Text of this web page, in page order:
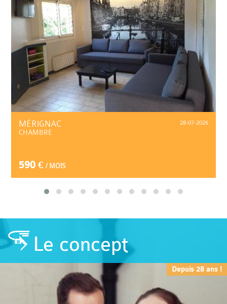
28-07-2026
MÉRIGNAC
CHAMBRE
590 € / MOIS
Le concept
Depuis 28 ans !